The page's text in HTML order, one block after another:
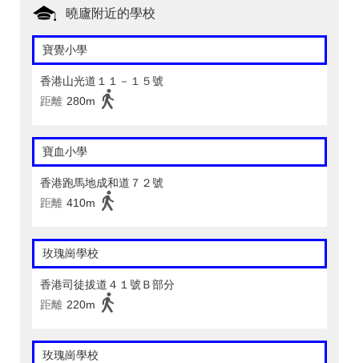
曉廬附近的學校
寶覺小學
香港山光道１１－１５號
距離 280m
寶血小學
香港跑馬地成和道７２號
距離 410m
玫瑰崗學校
香港司徒拔道４１號Ｂ部分
距離 220m
玫瑰崗學校